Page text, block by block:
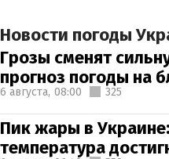
Новости погоды
Грозы сменят
прогноз погоды на
6 августа, 08:00 325
Пик жары в Украине:
температура